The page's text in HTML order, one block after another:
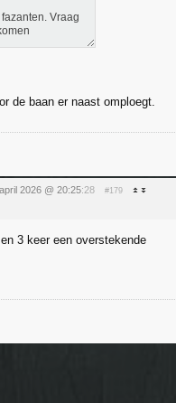
Vraag
de baan er naast omploegt.
2026 @ 20:25:28 #179
3 keer een overstekende